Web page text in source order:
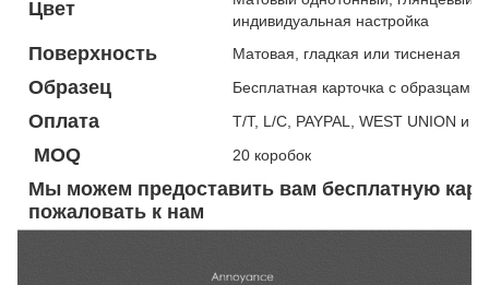
Цвет
индивидуальная настройка
Поверхность Матовая, гладкая или тисненая
Образец Бесплатная карточка с образцами
Оплата T/T, L/C, PAYPAL, WEST UNION и
MOQ 20 коробок
Мы можем предоставить вам бесплатную
пожаловать к нам